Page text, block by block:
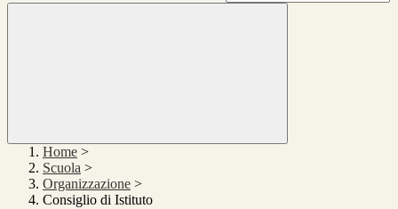
Home >
Scuola >
Organizzazione >
Consiglio di Istituto